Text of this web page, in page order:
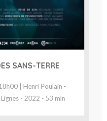
SANS-TERRE
| Henri Poulain -
- 2022 - 53 min